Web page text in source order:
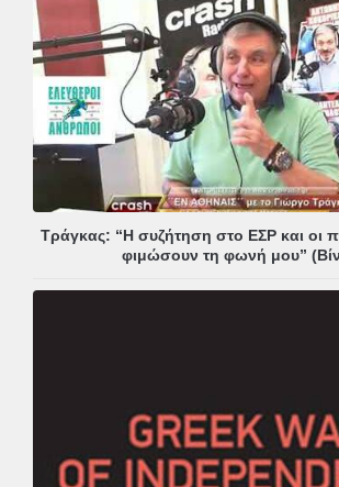
Τράγκας: “Η συζήτηση στο ΕΣΡ και οι
φιμώσουν τη φωνή μου”